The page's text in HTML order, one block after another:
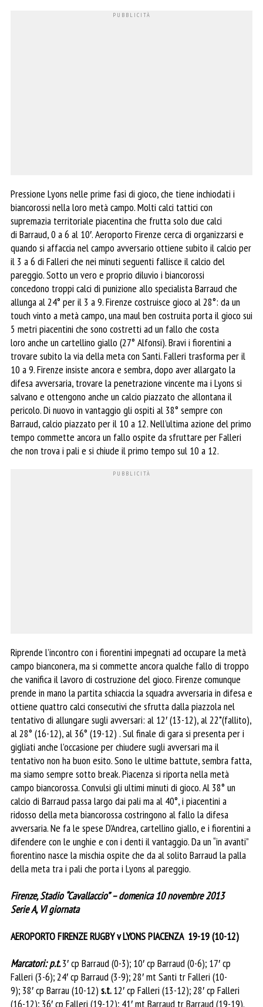
Pressione Lyons nelle prime fasi di gioco, che tiene inchiodati i
biancorossi nella loro metà campo. Molti calci tattici con
supremazia territoriale piacentina che frutta solo due calci
di Barraud, 0 a 6 al 10′. Aeroporto Firenze cerca di organizzarsi e
quando si affaccia nel campo avversario ottiene subito il calcio per
il 3 a 6 di Falleri che nei minuti seguenti fallisce il calcio del
pareggio. Sotto un vero e proprio diluvio i biancorossi
concedono troppi calci di punizione allo specialista Barraud che
allunga al 24° per il 3 a 9. Firenze costruisce gioco al 28°: da un
touch vinto a metà campo, una maul ben costruita porta il gioco sui
5 metri piacentini che sono costretti ad un fallo che costa
loro anche un cartellino giallo (27° Alfonsi). Bravi i fiorentini a
trovare subito la via della meta con Santi. Falleri trasforma per il
10 a 9. Firenze insiste ancora e sembra, dopo aver allargato la
difesa avversaria, trovare la penetrazione vincente ma i Lyons si
salvano e ottengono anche un calcio piazzato che allontana il
pericolo. Di nuovo in vantaggio gli ospiti al 38° sempre con
Barraud, calcio piazzato per il 10 a 12. Nell’ultima azione del primo
tempo commette ancora un fallo ospite da sfruttare per Falleri
che non trova i pali e si chiude il primo tempo sul 10 a 12.
Riprende l’incontro con i fiorentini impegnati ad occupare la metà
campo bianconera, ma si commette ancora qualche fallo di troppo
che vanifica il lavoro di costruzione del gioco. Firenze comunque
prende in mano la partita schiaccia la squadra avversaria in difesa e
ottiene quattro calci consecutivi che sfrutta dalla piazzola nel
tentativo di allungare sugli avversari: al 12′ (13-12), al 22*(fallito),
al 28° (16-12), al 36° (19-12) . Sul finale di gara si presenta per i
gigliati anche l’occasione per chiudere sugli avversari ma il
tentativo non ha buon esito. Sono le ultime battute, sembra fatta,
ma siamo sempre sotto break. Piacenza si riporta nella metà
campo biancorossa. Convulsi gli ultimi minuti di gioco. Al 38° un
calcio di Barraud passa largo dai pali ma al 40°, i piacentini a
ridosso della meta biancorossa costringono al fallo la difesa
avversaria. Ne fa le spese D’Andrea, cartellino giallo, e i fiorentini a
difendere con le unghie e con i denti il vantaggio. Da un “in avanti”
fiorentino nasce la mischia ospite che da al solito Barraud la palla
della meta tra i pali che porta i Lyons al pareggio.
Firenze, Stadio “Cavallaccio” – domenica 10 novembre 2013
Serie A, VI giornata
AEROPORTO FIRENZE RUGBY v LYONS PIACENZA 19-19 (10-12)
Marcatori: p.t.3′ cp Barraud (0-3); 10′ cp Barraud (0-6); 17′ cp
Falleri (3-6); 24′ cp Barraud (3-9); 28′ mt Santi tr Falleri (10-
9); 38′ cp Barrau (10-12) s.t.12′ cp Falleri (13-12); 28′ cp Falleri
(16-12); 36′ cp Falleri (19-12); 41′ mt Barraud tr Barraud (19-19).